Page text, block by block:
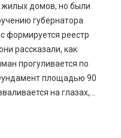
жилых домов, но были
губернатора
формируется реестр
рассказали, как
прогуливается по
площадью 90
на глазах,...